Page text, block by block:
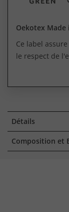
Oekotex Made
Ce label
le respect de
Détails
Composition et